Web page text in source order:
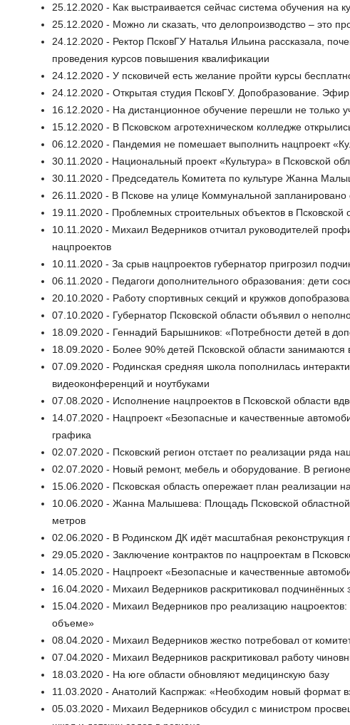
25.12.2020 - Как выстраивается сейчас система обучения на
25.12.2020 - Можно ли сказать, что делопроизводство – это
24.12.2020 - Ректор ПсковГУ Наталья Ильина рассказала,
проведения курсов повышения квалификации
24.12.2020 - У псковичей есть желание пройти курсы
24.12.2020 - Открытая студия ПсковГУ. Допобразование.
16.12.2020 - На дистанционное обучение перешли не только
15.12.2020 - В Псковском агротехническом колледже
06.12.2020 - Пандемия не помешает выполнить нацпроект
30.11.2020 - Национальный проект «Культура» в Псковской
30.11.2020 - Председатель Комитета по культуре Жанна
26.11.2020 - В Пскове на улице Коммунальной запланировано
19.11.2020 - Проблемных строительных объектов в Псковской
10.11.2020 - Михаил Ведерников отчитал руководителей
нацпроектов
10.11.2020 - За срыв нацпроектов губернатор пригрозил
06.11.2020 - Педагоги дополнительного образования: дети
20.10.2020 - Работу спортивных секций и кружков
07.10.2020 - Губернатор Псковской области объявил о
18.09.2020 - Геннадий Барышников: «Потребности детей в
18.09.2020 - Более 90% детей Псковской области занимаются
07.09.2020 - Родинская средняя школа пополнилась
видеоконференций и ноутбуками
07.08.2020 - Исполнение нацпроектов в Псковской области
14.07.2020 - Нацпроект «Безопасные и качественные
графика
02.07.2020 - Псковский регион отстает по реализации ряда
02.07.2020 - Новый ремонт, мебель и оборудование. В
15.06.2020 - Псковская область опережает план реализации
10.06.2020 - Жанна Малышева: Площадь Псковской
метров
02.06.2020 - В Родинском ДК идёт масштабная
29.05.2020 - Заключение контрактов по нацпроектам в
14.05.2020 - Нацпроект «Безопасные и качественные
16.04.2020 - Михаил Ведерников раскритиковал подчинённых
15.04.2020 - Михаил Ведерников про реализацию
объеме»
08.04.2020 - Михаил Ведерников жестко потребовал от
07.04.2020 - Михаил Ведерников раскритиковал работу
18.03.2020 - На юге области обновляют медицинскую базу
11.03.2020 - Анатолий Каспржак: «Необходим новый формат
05.03.2020 - Михаил Ведерников обсудил с министром